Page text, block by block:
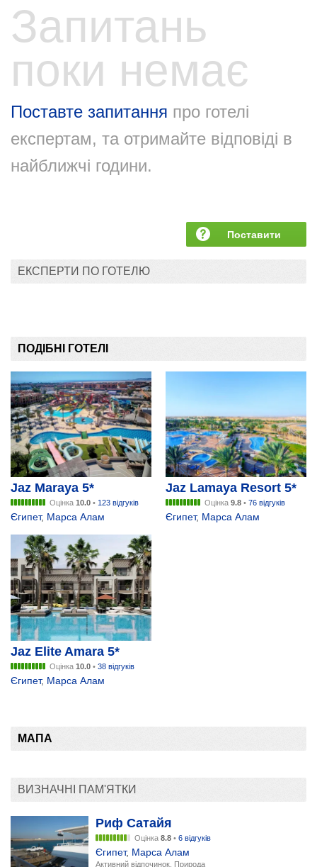
Запитань
поки немає
Поставте запитання про готелі
експертам, та отримайте відповіді в
найближчі години.
Поставити
ЕКСПЕРТИ ПО ГОТЕЛЮ
ПОДІБНІ ГОТЕЛІ
Jaz Maraya 5*
Оцінка 10.0 • 123 відгуків
Єгипет, Марса Алам
Jaz Lamaya Resort 5*
Оцінка 9.8 • 76 відгуків
Єгипет, Марса Алам
Jaz Elite Amara 5*
Оцінка 10.0 • 38 відгуків
Єгипет, Марса Алам
МАПА
ВИЗНАЧНІ ПАМ'ЯТКИ
Риф Сатайя
Оцінка 8.8 • 6 відгуків
Єгипет, Марса Алам
Активний відпочинок, Природа